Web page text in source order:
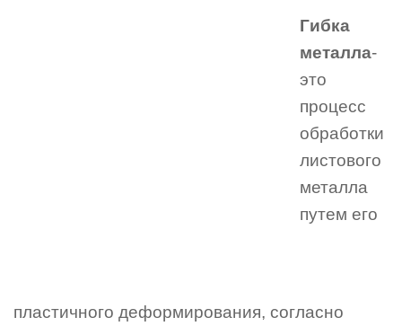
Гибка
металла-
это
процесс
обработки
листового
металла
путем его
пластичного деформирования, согласно